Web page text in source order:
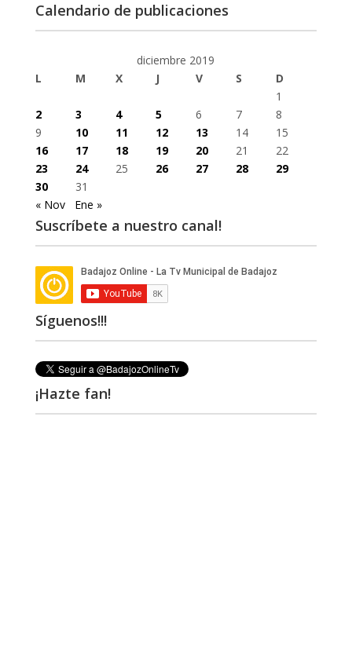
Calendario de publicaciones
diciembre 2019
L
M X J V S
D
1
2
3 4 5 6 7
8
9
10 11 12 13 14
15
16
17 18 19 20 21
22
23
24 25 26 27 28
29
30
31
« Nov
Ene »
Suscríbete a nuestro canal!
Síguenos!!!
¡Hazte fan!